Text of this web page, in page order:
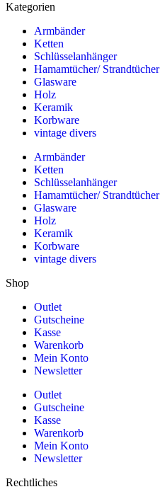
Kategorien
Armbänder
Ketten
Schlüsselanhänger
Hamamtücher/ Strandtücher
Glasware
Holz
Keramik
Korbware
vintage divers
Armbänder
Ketten
Schlüsselanhänger
Hamamtücher/ Strandtücher
Glasware
Holz
Keramik
Korbware
vintage divers
Shop
Outlet
Gutscheine
Kasse
Warenkorb
Mein Konto
Newsletter
Outlet
Gutscheine
Kasse
Warenkorb
Mein Konto
Newsletter
Rechtliches